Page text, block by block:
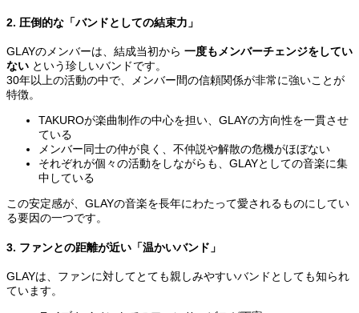
2. 圧倒的な「バンドとしての結束力」
GLAYのメンバーは、結成当初から 一度もメンバーチェンジをしてい
ない という珍しいバンドです。
30年以上の活動の中で、メンバー間の信頼関係が非常に強いことが
特徴。
TAKUROが楽曲制作の中心を担い、GLAYの方向性を一貫させ
ている
メンバー同士の仲が良く、不仲説や解散の危機がほぼない
それぞれが個々の活動をしながらも、GLAYとしての音楽に集
中している
この安定感が、GLAYの音楽を長年にわたって愛されるものにしてい
る要因の一つです。
3. ファンとの距離が近い「温かいバンド」
GLAYは、ファンに対してとても親しみやすいバンドとしても知られ
ています。